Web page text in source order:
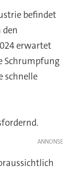
befindet
erwartet
Schrumpfung
schnelle